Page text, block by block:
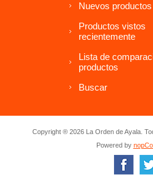
Nuevos productos
Productos vistos
recientemente
Lista de
productos
Buscar
Copyright ® 2026 La Orden de Ayala.
Powered by